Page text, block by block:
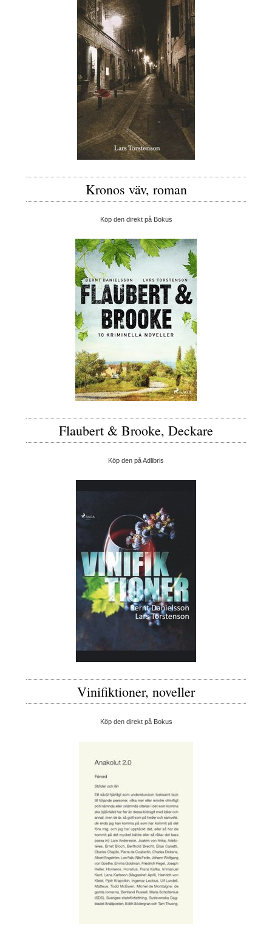
Kronos väv, roman
Köp den direkt på Bokus
Flaubert & Brooke, Deckare
Köp den på Adlibris
Vinifiktioner, noveller
Köp den direkt på Bokus